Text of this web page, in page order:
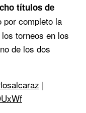
títulos de
por completo la
torneos en los
de los dos
|